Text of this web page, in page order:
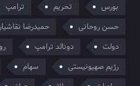
بورس
تحریم ترامپ
حسن روحانی
حمیدرضا
دولت
دونالد ترامپ
رژیم صهیونیستی
سهام